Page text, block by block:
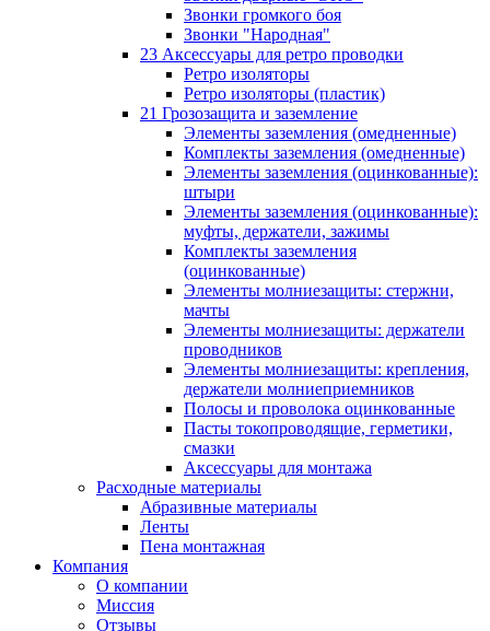
Звонки громкого боя
Звонки "Народная"
23 Аксессуары для ретро проводки
Ретро изоляторы
Ретро изоляторы (пластик)
21 Грозозащита и заземление
Элементы заземления (омедненные)
Комплекты заземления (омедненные)
Элементы заземления (оцинкованные):
штыри
Элементы заземления (оцинкованные):
муфты, держатели, зажимы
Комплекты заземления
(оцинкованные)
Элементы молниезащиты: стержни,
мачты
Элементы молниезащиты: держатели
проводников
Элементы молниезащиты: крепления,
держатели молниеприемников
Полосы и проволока оцинкованные
Пасты токопроводящие, герметики,
смазки
Аксессуары для монтажа
Расходные материалы
Абразивные материалы
Ленты
Пена монтажная
Компания
О компании
Миссия
Отзывы